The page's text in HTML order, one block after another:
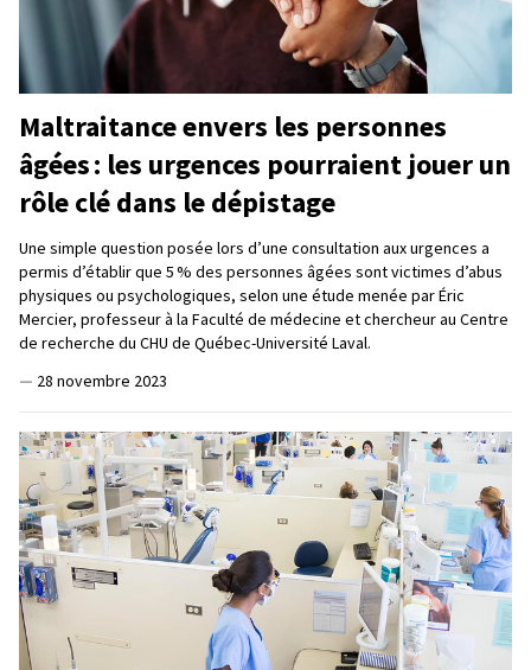
Maltraitance envers les personnes
âgées : les urgences pourraient jouer un
rôle clé dans le dépistage
Une simple question posée lors d’une consultation aux urgences a
permis d’établir que 5 % des personnes âgées sont victimes d’abus
physiques ou psychologiques, selon une étude menée par Éric
Mercier, professeur à la Faculté de médecine et chercheur au Centre
de recherche du CHU de Québec-Université Laval.
— 28 novembre 2023